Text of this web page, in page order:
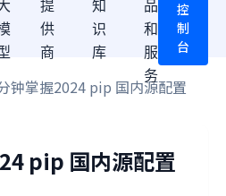
提
供
商
知
识
库
品
和
服
务
控
制
台
钟掌握2024 pip 国内源配置
pip 国内源配置